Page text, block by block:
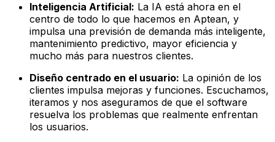
Inteligencia Artificial: La IA está ahora en el
centro de todo lo que hacemos en Aptean, y
impulsa una previsión de demanda más inteligente,
mantenimiento predictivo, mayor eficiencia y
mucho más para nuestros clientes.
Diseño centrado en el usuario: La opinión de los
clientes impulsa mejoras y funciones. Escuchamos,
iteramos y nos aseguramos de que el software
resuelva los problemas que realmente enfrentan
los usuarios.